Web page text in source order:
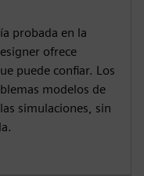
probada en la
ofrece
puede confiar. Los
modelos de
simulaciones, sin